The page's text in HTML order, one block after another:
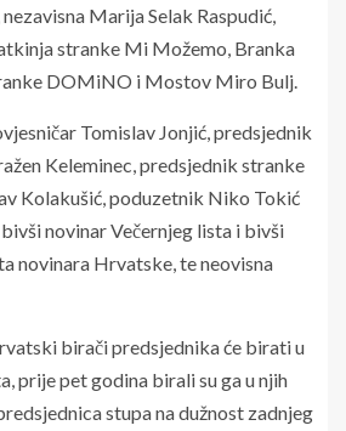
Marija Selak Raspudić,
stranke Mi Možemo, Branka
DOMiNO i Mostov Miro Bulj.
Tomislav Jonjić, predsjednik
Keleminec, predsjednik stranke
Kolakušić, poduzetnik Niko Tokić
novinar Večernjeg lista i bivši
novinara Hrvatske, te neovisna
birači predsjednika će birati u
prije pet godina birali su ga u njih
stupa na dužnost zadnjeg